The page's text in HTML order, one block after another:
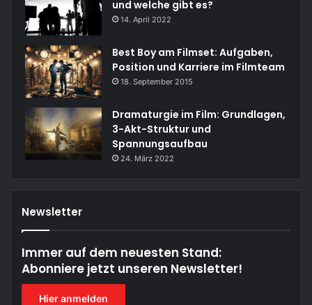
und welche gibt es?
14. April 2022
Best Boy am Filmset: Aufgaben,
Position und Karriere im Filmteam
18. September 2015
Dramaturgie im Film: Grundlagen,
3-Akt-Struktur und
Spannungsaufbau
24. März 2022
Newsletter
Immer auf dem neuesten Stand:
Abonniere jetzt unseren Newsletter!
Hier anmelden